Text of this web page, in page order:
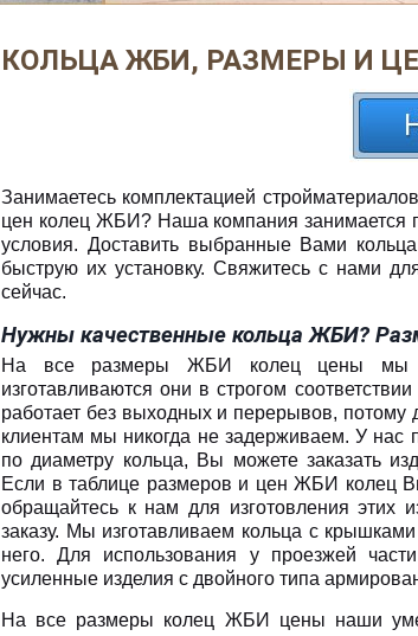
КОЛЬЦА ЖБИ, РАЗМЕРЫ И
Занимаетесь комплектацией
цен колец ЖБИ? Наша компания занимается
условия. Доставить выбранные Вами
быструю их установку. Свяжитесь с нами
сейчас.
Нужны качественные кольца ЖБИ?
На все размеры ЖБИ колец цены мы
изготавливаются они в строгом
работает без выходных и перерывов, потому
клиентам мы никогда не задерживаем. У нас
по диаметру кольца, Вы можете заказать
Если в таблице размеров и цен ЖБИ колец
обращайтесь к нам для изготовления этих
заказу. Мы изготавливаем кольца с
него. Для использования у проезжей
усиленные изделия с двойного типа
На все размеры колец ЖБИ цены наши